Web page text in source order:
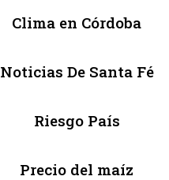
Clima en Córdoba
Noticias De Santa Fé
Riesgo País
Precio del maíz